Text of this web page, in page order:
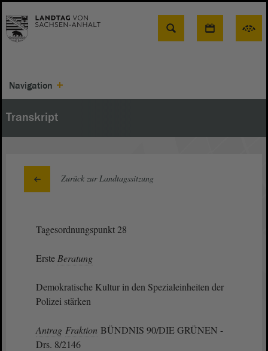
Suche
Navigation
Transkript
Zurück zur Landtagssitzung
Tagesordnungspunkt 28
Erste Beratung
Demokratische Kultur in den Spezialeinheiten der
Polizei stärken
Antrag Fraktion BÜNDNIS 90/DIE GRÜNEN -
Drs. 8/2146